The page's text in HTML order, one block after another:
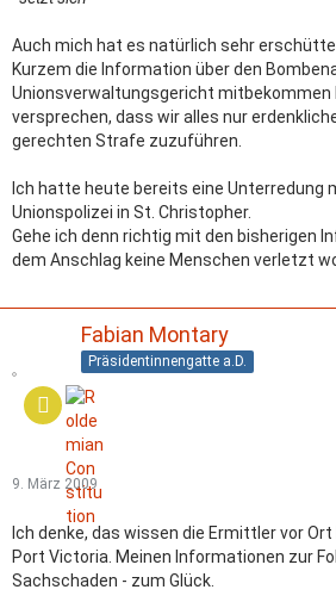
Auch mich hat es natürlich sehr
Kurzem die Information über den
Unionsverwaltungsgericht mitbekommen
versprechen, dass wir alles nur
gerechten Strafe zuzuführen.
Ich hatte heute bereits eine Unterredung
Unionspolizei in St. Christopher.
Gehe ich denn richtig mit den bisherigen
dem Anschlag keine Menschen verletzt
Fabian Montary
Präsidentinnengatte a.D.
9. März 2009
Ich denke, das wissen die Ermittler vor
Port Victoria. Meinen Informationen zur
Sachschaden - zum Glück.